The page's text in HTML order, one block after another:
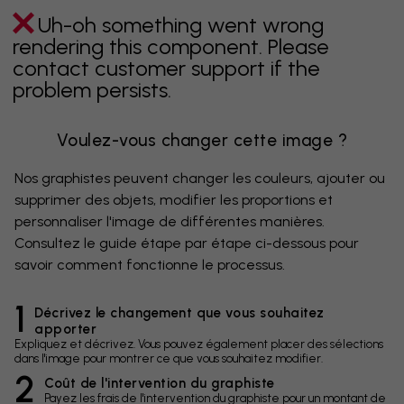
Uh-oh something went wrong
rendering this component. Please
contact customer support if the
problem persists.
Voulez-vous changer cette image ?
Nos graphistes peuvent changer les couleurs, ajouter ou
supprimer des objets, modifier les proportions et
personnaliser l'image de différentes manières.
Consultez le guide étape par étape ci-dessous pour
savoir comment fonctionne le processus.
1
Décrivez le changement que vous souhaitez
apporter
Expliquez et décrivez. Vous pouvez également placer des sélections
dans l'image pour montrer ce que vous souhaitez modifier.
2 Coût de l'intervention du graphiste
Payez les frais de l'intervention du graphiste pour un montant de